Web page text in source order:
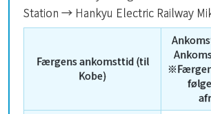
Station → Hankyu Electric Railway
Færgens ankomsttid (til
Kobe)